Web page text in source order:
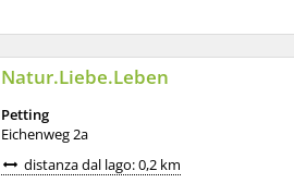
Natur.Liebe.Leben
Petting
Eichenweg 2a
distanza dal lago: 0,2 km